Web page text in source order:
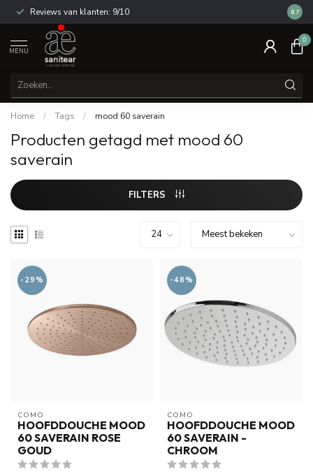
Reviews van klanten: 9/10 14
8.7
MENU
0
Home / Tags / mood 60 saverain
Producten getagd met mood 60
saverain
FILTERS
-29%
COMO
HOOFDDOUCHE MOOD
60 SAVERAIN ROSE
GOUD
-48%
COMO
HOOFDDOUCHE MOOD
60 SAVERAIN -
CHROOM